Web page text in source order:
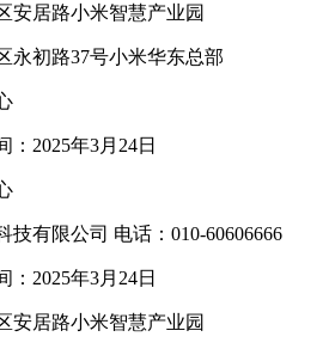
安居路小米智慧产业园
永初路37号小米华东总部
：2025年3月24日
有限公司 电话：010-60606666
：2025年3月24日
安居路小米智慧产业园